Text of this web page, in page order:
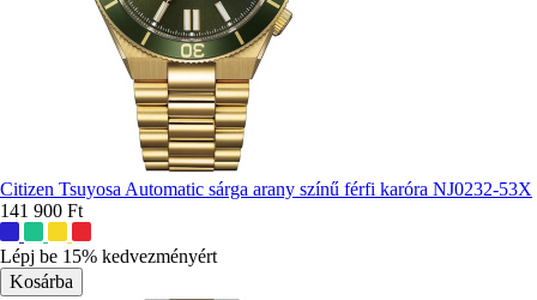
Citizen Tsuyosa Automatic sárga arany színű férfi karóra NJ0232-53X
141 900 Ft
színek:
Lépj be 15% kedvezményért